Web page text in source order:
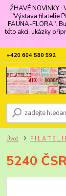
ŽHAVÉ NOVINKY
"Výstava filatelie
FAUNA-FLORA".
této akci, ukázky
+420 604 580 592
Úvod F I L A T E L I
5240